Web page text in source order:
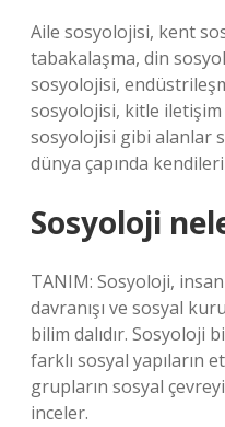
Aile sosyolojisi, kent
tabakalaşma, din
sosyolojisi,
sosyolojisi, kitle iletişim
sosyolojisi gibi alanlar
dünya çapında
Sosyoloji
TANIM: Sosyoloji,
davranışı ve sosyal
bilim dalıdır. Sosyoloji
farklı sosyal yapıların
grupların sosyal
inceler.